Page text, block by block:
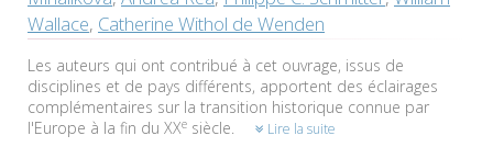
Wallace, Catherine Withol de Wenden
Les auteurs qui ont contribué à cet ouvrage, issus de
disciplines et de pays différents, apportent des éclairages
complémentaires sur la transition historique connue par
l'Europe à la fin du XXe siècle. Lire la suite